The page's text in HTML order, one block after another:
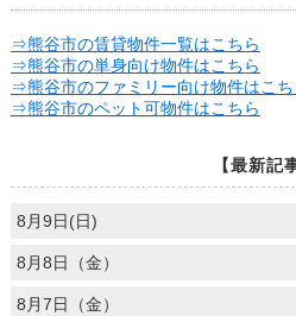
⇒熊谷市の賃貸物件一覧はこちら
⇒熊谷市の単身向け物件はこちら
⇒熊谷市のファミリー向け物件はこち
⇒熊谷市のペット可物件はこちら
【最新記
8月9日(日)
8月8日（金）
8月7日（金）